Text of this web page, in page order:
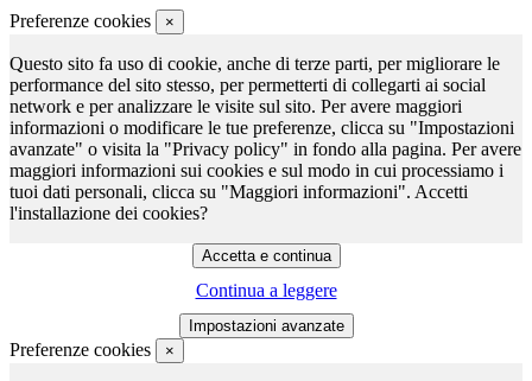
Preferenze cookies ×
Questo sito fa uso di cookie, anche di terze parti, per migliorare le
performance del sito stesso, per permetterti di collegarti ai social
network e per analizzare le visite sul sito. Per avere maggiori
informazioni o modificare le tue preferenze, clicca su "Impostazioni
avanzate" o visita la "Privacy policy" in fondo alla pagina. Per avere
maggiori informazioni sui cookies e sul modo in cui processiamo i
tuoi dati personali, clicca su "Maggiori informazioni". Accetti
l'installazione dei cookies?
Continua a leggere
Preferenze cookies ×